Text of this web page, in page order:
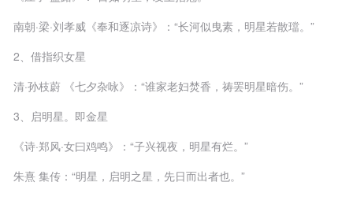
南朝·梁·刘孝威《奉和逐凉诗》：“长河似曳素，明星若散璫。”
2、借指织女星
清·孙枝蔚 《七夕杂咏》：“谁家老妇焚香，祷罢明星暗伤。”
3、启明星。即金星
《诗·郑风·女曰鸡鸣》：“子兴视夜，明星有烂。”
朱熹 集传：“明星，启明之星，先日而出者也。”